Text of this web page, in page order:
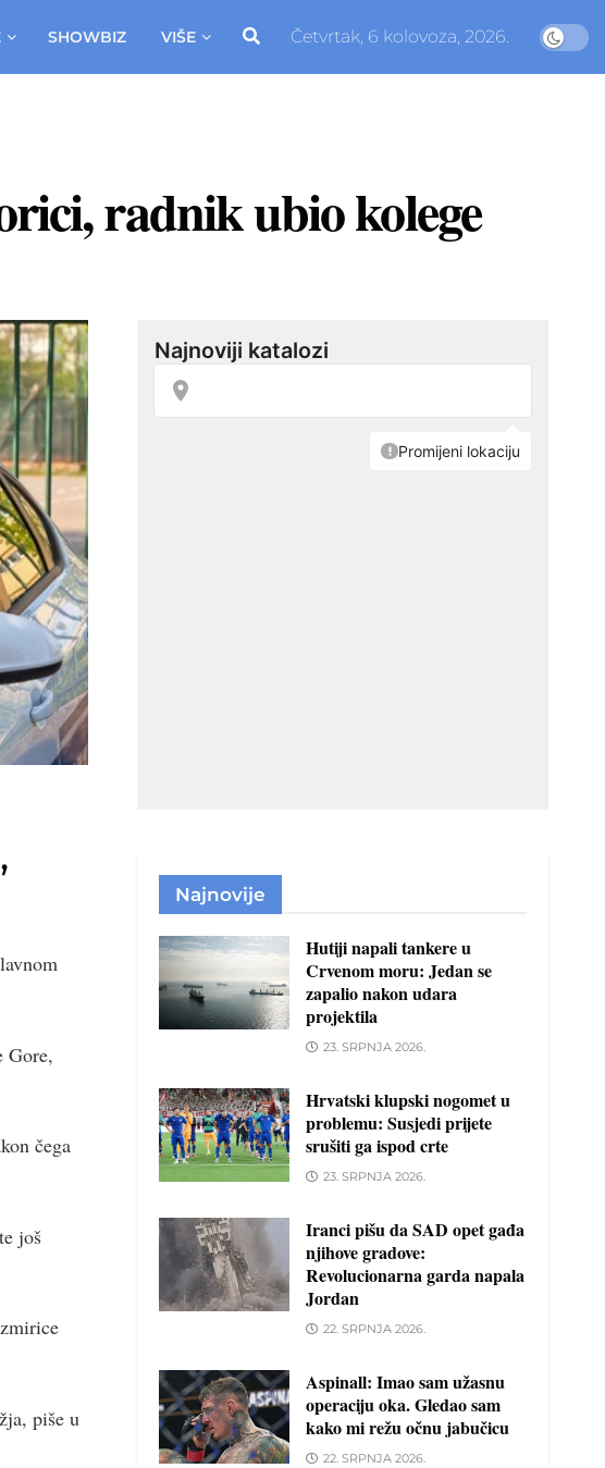
SHOWBIZ VIŠE Četvrtak, 6 kolovoza, 2026.
radnik ubio kolege
Gore,
čega
još
piše u
Najnovije
Hutiji napali tankere u
Crvenom moru: Jedan se
zapalio nakon udara
projektila
23. SRPNJA 2026.
Hrvatski klupski nogomet u
problemu: Susjedi prijete
srušiti ga ispod crte
23. SRPNJA 2026.
Iranci pišu da SAD opet gađa
njihove gradove:
Revolucionarna garda napala
Jordan
22. SRPNJA 2026.
Aspinall: Imao sam užasnu
operaciju oka. Gledao sam
kako mi režu očnu jabučicu
22. SRPNJA 2026.